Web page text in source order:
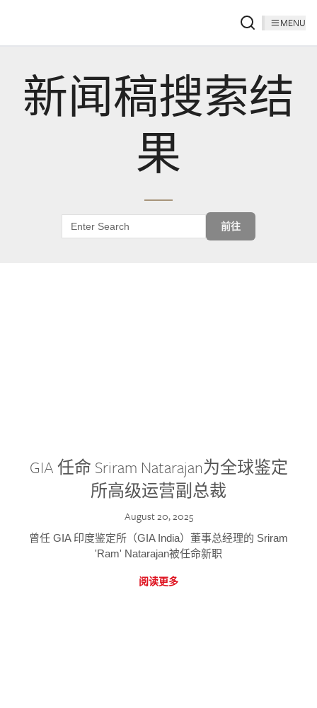
MENU
新闻稿搜索结
果
前往
GIA 任命 Sriram Natarajan为全球鉴定
所高级运营副总裁
August 20, 2025
曾任 GIA 印度鉴定所（GIA India）董事总经理的 Sriram
'Ram' Natarajan被任命新职
阅读更多